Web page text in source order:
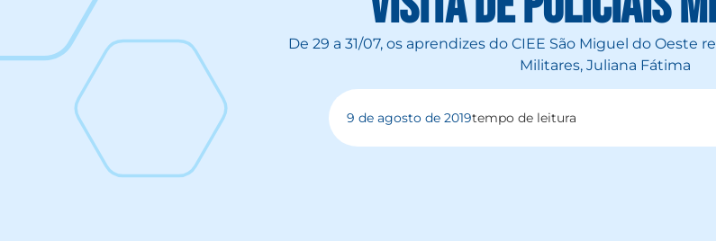
De 29 a 31/07, os aprendizes do CIEE São Miguel do Oeste
Militares, Juliana Fátima
9 de agosto de 2019tempo de leitura